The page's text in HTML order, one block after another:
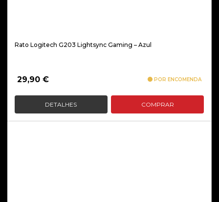
Rato Logitech G203 Lightsync Gaming – Azul
29,90 € POR ENCOMENDA
DETALHES COMPRAR